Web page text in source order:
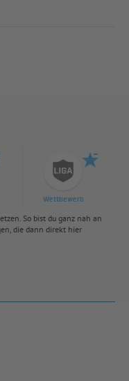
Wettbewerb
So bist du ganz nah an
die dann direkt hier